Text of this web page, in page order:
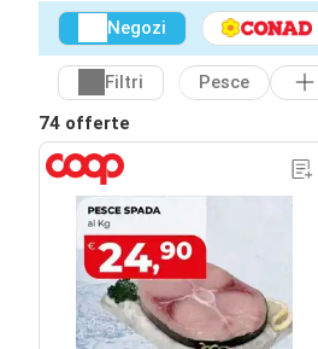
Negozi
Filtri Pesce
74 offerte